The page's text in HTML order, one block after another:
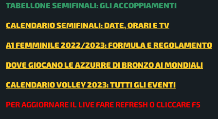
TABELLONE SEMIFINALI: GLI ACCOPPIAMENTI
CALENDARIO SEMIFINALI: DATE, ORARI E TV
A1 FEMMINILE 2022/2023: FORMULA E REGOLAMENTO
DOVE GIOCANO LE AZZURRE DI BRONZO AI MONDIALI
CALENDARIO VOLLEY 2023: TUTTI GLI EVENTI
PER AGGIORNARE IL LIVE FARE REFRESH O CLICCARE F5